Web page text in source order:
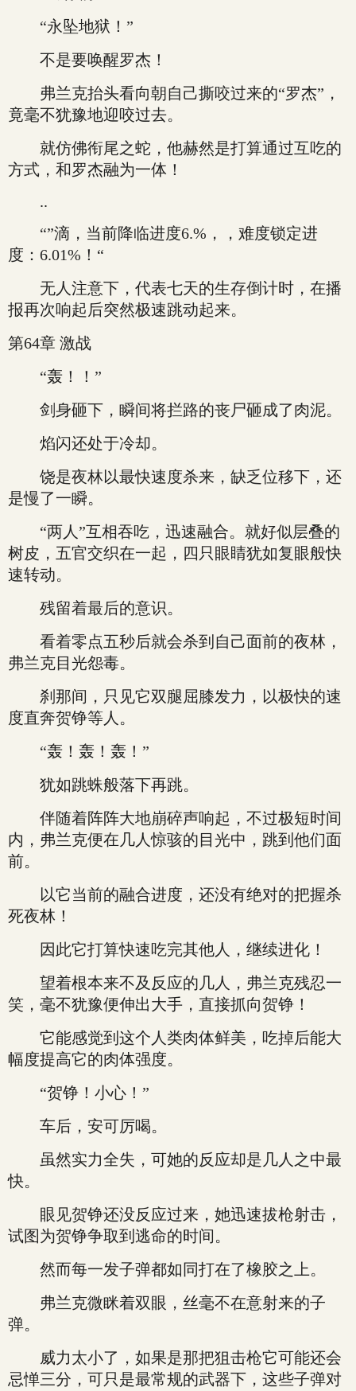
“永坠地狱！”
不是要唤醒罗杰！
弗兰克抬头看向朝自己撕咬过来的“罗杰”，
竟毫不犹豫地迎咬过去。
就仿佛衔尾之蛇，他赫然是打算通过互吃的
方式，和罗杰融为一体！
..
“”滴，当前降临进度6.%，，难度锁定进
度：6.01%！“
无人注意下，代表七天的生存倒计时，在播
报再次响起后突然极速跳动起来。
第64章 激战
“轰！！”
剑身砸下，瞬间将拦路的丧尸砸成了肉泥。
焰闪还处于冷却。
饶是夜林以最快速度杀来，缺乏位移下，还
是慢了一瞬。
“两人”互相吞吃，迅速融合。就好似层叠的
树皮，五官交织在一起，四只眼睛犹如复眼般快
速转动。
残留着最后的意识。
看着零点五秒后就会杀到自己面前的夜林，
弗兰克目光怨毒。
刹那间，只见它双腿屈膝发力，以极快的速
度直奔贺铮等人。
“轰！轰！轰！”
犹如跳蛛般落下再跳。
伴随着阵阵大地崩碎声响起，不过极短时间
内，弗兰克便在几人惊骇的目光中，跳到他们面
前。
以它当前的融合进度，还没有绝对的把握杀
死夜林！
因此它打算快速吃完其他人，继续进化！
望着根本来不及反应的几人，弗兰克残忍一
笑，毫不犹豫便伸出大手，直接抓向贺铮！
它能感觉到这个人类肉体鲜美，吃掉后能大
幅度提高它的肉体强度。
“贺铮！小心！”
车后，安可厉喝。
虽然实力全失，可她的反应却是几人之中最
快。
眼见贺铮还没反应过来，她迅速拔枪射击，
试图为贺铮争取到逃命的时间。
然而每一发子弹都如同打在了橡胶之上。
弗兰克微眯着双眼，丝毫不在意射来的子
弹。
威力太小了，如果是那把狙击枪它可能还会
忌惮三分，可只是最常规的武器下，这些子弹对